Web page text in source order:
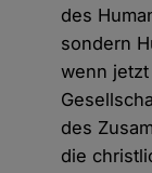
des
sondern
wenn
des
die